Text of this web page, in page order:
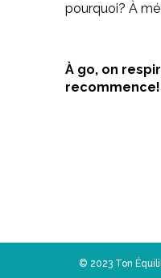
pourquoi? À
À go, on
recommence!
© 2023 Ton